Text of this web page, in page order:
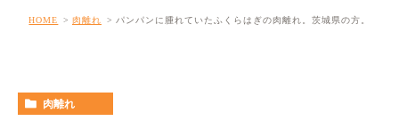
HOME 肉離れ パンパンに腫れていたふくらはぎの肉離れ。茨城県の方。
肉離れ